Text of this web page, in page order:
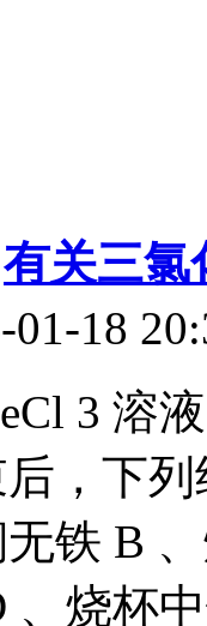
有关三氯
01-18
3 溶
，下
铁 B
、烧杯